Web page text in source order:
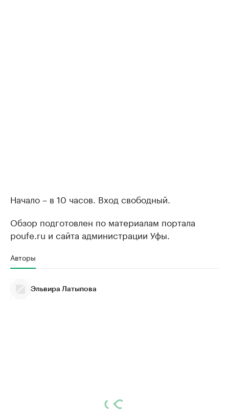
Начало – в 10 часов. Вход свободный.
Обзор подготовлен по материалам портала
poufe.ru и сайта администрации Уфы.
Авторы
Эльвира Латыпова